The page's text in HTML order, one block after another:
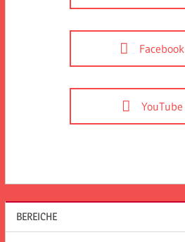
Facebook
YouTube
BEREICHE